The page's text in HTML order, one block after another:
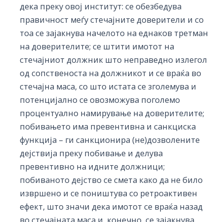
дека преку овој институт: се обезбедува
правичност меѓу стечајните доверители и со
тоа се зајакнува начелото на еднаков третман
на доверителите; се штити имотот на
стечајниот должник што неправедно излегол
од сопственоста на должникот и се враќа во
стечајна маса, со што истата се зголемува и
потенцијално се овозможува поголемо
процентуално намирување на доверителите;
побивањето има превентивна и санкциска
функција – ги санкционира (не)дозволените
дејствија преку побивање и делува
превентивно на идните должници;
побиваното дејство се смета како да не било
извршено и се поништува со ретроактивен
ефект, што значи дека имотот се враќа назад